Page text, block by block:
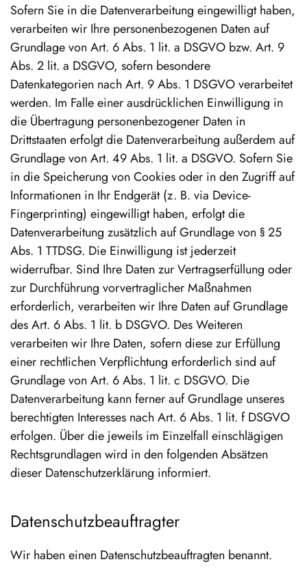
Sofern Sie in die Datenverarbeitung eingewilligt haben,
verarbeiten wir Ihre personenbezogenen Daten auf
Grundlage von Art. 6 Abs. 1 lit. a DSGVO bzw. Art. 9
Abs. 2 lit. a DSGVO, sofern besondere
Datenkategorien nach Art. 9 Abs. 1 DSGVO verarbeitet
werden. Im Falle einer ausdrücklichen Einwilligung in
die Übertragung personenbezogener Daten in
Drittstaaten erfolgt die Datenverarbeitung außerdem auf
Grundlage von Art. 49 Abs. 1 lit. a DSGVO. Sofern Sie
in die Speicherung von Cookies oder in den Zugriff auf
Informationen in Ihr Endgerät (z. B. via Device-
Fingerprinting) eingewilligt haben, erfolgt die
Datenverarbeitung zusätzlich auf Grundlage von § 25
Abs. 1 TTDSG. Die Einwilligung ist jederzeit
widerrufbar. Sind Ihre Daten zur Vertragserfüllung oder
zur Durchführung vorvertraglicher Maßnahmen
erforderlich, verarbeiten wir Ihre Daten auf Grundlage
des Art. 6 Abs. 1 lit. b DSGVO. Des Weiteren
verarbeiten wir Ihre Daten, sofern diese zur Erfüllung
einer rechtlichen Verpflichtung erforderlich sind auf
Grundlage von Art. 6 Abs. 1 lit. c DSGVO. Die
Datenverarbeitung kann ferner auf Grundlage unseres
berechtigten Interesses nach Art. 6 Abs. 1 lit. f DSGVO
erfolgen. Über die jeweils im Einzelfall einschlägigen
Rechtsgrundlagen wird in den folgenden Absätzen
dieser Datenschutzerklärung informiert.
Datenschutz­beauftragter
Wir haben einen Datenschutzbeauftragten benannt.